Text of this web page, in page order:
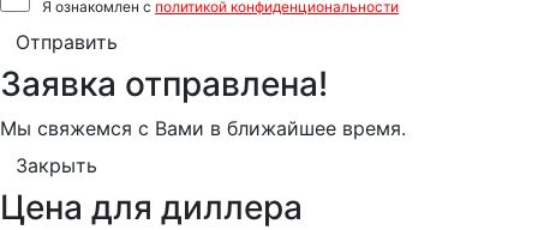
Я ознакомлен с политикой конфиденциональности
Отправить
Заявка отправлена!
Мы свяжемся с Вами в ближайшее время.
Закрыть
Цена для диллера